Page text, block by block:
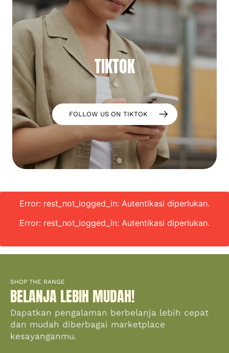
TIKTOK
FOLLOW US ON TIKTOK
Error: rest_not_logged_in: Autentikasi diperlukan.
Error: rest_not_logged_in: Autentikasi diperlukan.
SHOP THE RANGE
BELANJA LEBIH MUDAH!
Dapatkan pengalaman berbelanja lebih cepat
dan mudah diberbagai marketplace
kesayanganmu.